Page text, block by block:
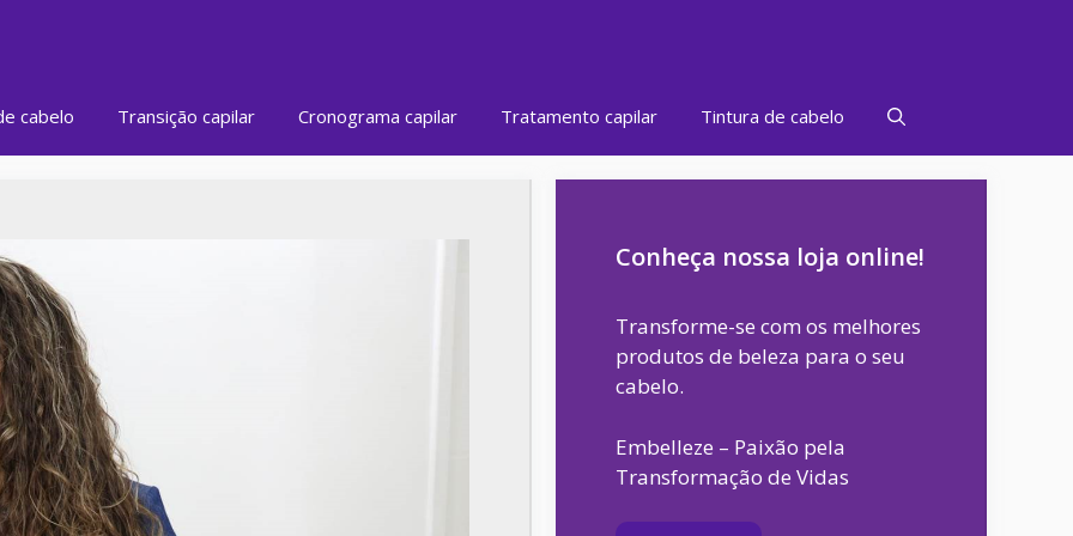
cabelo Transição capilar Cronograma capilar Tratamento capilar Tintura de cabelo
Conheça nossa loja online!
Transforme-se com os melhores
produtos de beleza para o seu
cabelo.
Embelleze – Paixão pela
Transformação de Vidas